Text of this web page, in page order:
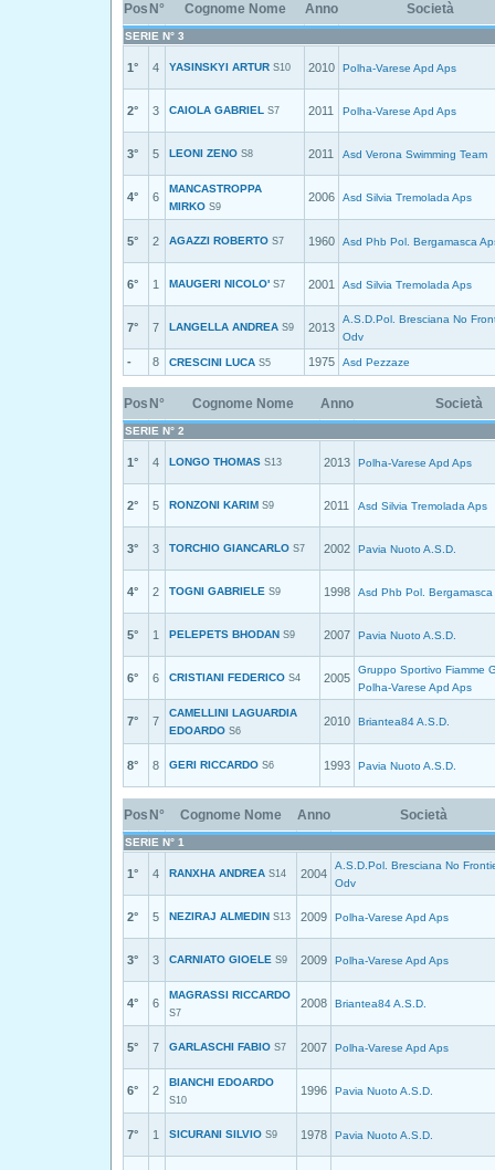
Pos N° Cognome Nome Anno Società
SERIE N° 3
1° 4 YASINSKYI ARTUR S10 2010 Polha-Varese Apd Aps
2° 3 CAIOLA GABRIEL S7 2011 Polha-Varese Apd Aps
3° 5 LEONI ZENO S8 2011 Asd Verona Swimming Team
4° 6
MANCASTROPPA
MIRKO S9
2006 Asd Silvia Tremolada Aps
5° 2 AGAZZI ROBERTO S7 1960 Asd Phb Pol. Bergamasca
6° 1 MAUGERI NICOLO' S7 2001 Asd Silvia Tremolada Aps
7° 7 LANGELLA ANDREA S9 2013
A.S.D.Pol. Bresciana No
Odv
- 8 CRESCINI LUCA S5 1975 Asd Pezzaze
Pos N° Cognome Nome Anno Società
SERIE N° 2
1° 4 LONGO THOMAS S13 2013 Polha-Varese Apd Aps
2° 5 RONZONI KARIM S9 2011 Asd Silvia Tremolada Aps
3° 3 TORCHIO GIANCARLO S7 2002 Pavia Nuoto A.S.D.
4° 2 TOGNI GABRIELE S9 1998 Asd Phb Pol. Bergamasca
5° 1 PELEPETS BHODAN S9 2007 Pavia Nuoto A.S.D.
6° 6 CRISTIANI FEDERICO S4 2005
Gruppo Sportivo Fiamme
Polha-Varese Apd Aps
7° 7
CAMELLINI LAGUARDIA
EDOARDO S6
2010 Briantea84 A.S.D.
8° 8 GERI RICCARDO S6 1993 Pavia Nuoto A.S.D.
Pos N° Cognome Nome Anno Società
SERIE N° 1
1° 4 RANXHA ANDREA S14 2004
A.S.D.Pol. Bresciana No
Odv
2° 5 NEZIRAJ ALMEDIN S13 2009 Polha-Varese Apd Aps
3° 3 CARNIATO GIOELE S9 2009 Polha-Varese Apd Aps
4° 6
MAGRASSI RICCARDO
S7
2008 Briantea84 A.S.D.
5° 7 GARLASCHI FABIO S7 2007 Polha-Varese Apd Aps
6° 2
BIANCHI EDOARDO
S10
1996 Pavia Nuoto A.S.D.
7° 1 SICURANI SILVIO S9 1978 Pavia Nuoto A.S.D.